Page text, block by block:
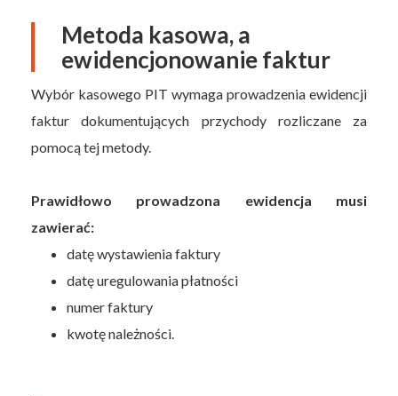
Metoda kasowa, a
ewidencjonowanie faktur
Wybór kasowego PIT wymaga prowadzenia ewidencji
faktur dokumentujących przychody rozliczane za
pomocą tej metody.
Prawidłowo prowadzona ewidencja musi
zawierać:
datę wystawienia faktury
datę uregulowania płatności
numer faktury
kwotę należności.